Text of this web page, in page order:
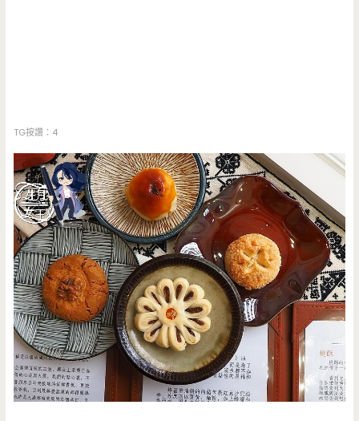
TG按讚：4